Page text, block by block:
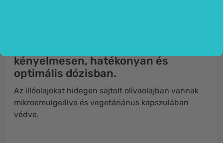
kényelmesen, hatékonyan és
optimális dózisban.
Az illóolajokat hidegen sajtolt olívaolajban vannak
mikroemulgeálva és vegetáriánus kapszulában
védve.